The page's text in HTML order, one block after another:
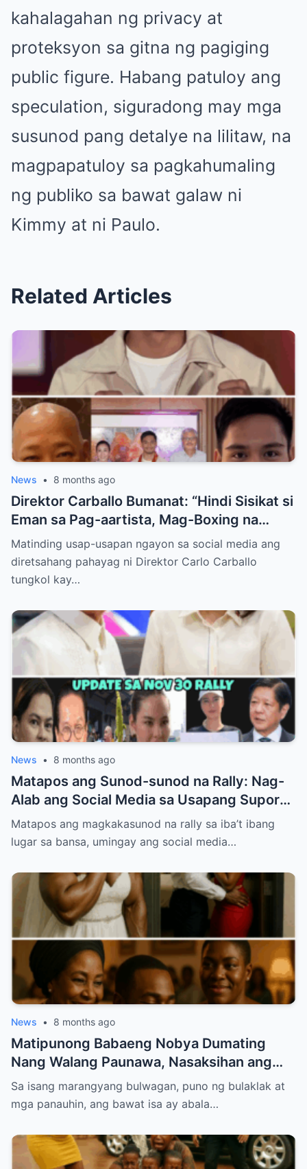
kahalagahan ng privacy at
proteksyon sa gitna ng pagiging
public figure. Habang patuloy ang
speculation, siguradong may mga
susunod pang detalye na lilitaw, na
magpapatuloy sa pagkahumaling
ng publiko sa bawat galaw ni
Kimmy at ni Paulo.
Related Articles
News • 8 months ago
Direktor Carballo Bumanat: “Hindi Sisikat si
Eman sa Pag-aartista, Mag-Boxing na
Lang!”
Matinding usap-usapan ngayon sa social media ang
diretsahang pahayag ni Direktor Carlo Carballo
tungkol kay…
News • 8 months ago
Matapos ang Sunod-sunod na Rally: Nag-
Alab ang Social Media sa Usapang Suporta
kay PBBM at VP Sara
Matapos ang magkakasunod na rally sa iba’t ibang
lugar sa bansa, umingay ang social media…
News • 8 months ago
Matipunong Babaeng Nobya Dumating
Nang Walang Paunawa, Nasaksihan ang
Nakakabagbag-damdaming Pagtataksil ng
Groom sa Araw ng Kasal
Sa isang marangyang bulwagan, puno ng bulaklak at
mga panauhin, ang bawat isa ay abala…